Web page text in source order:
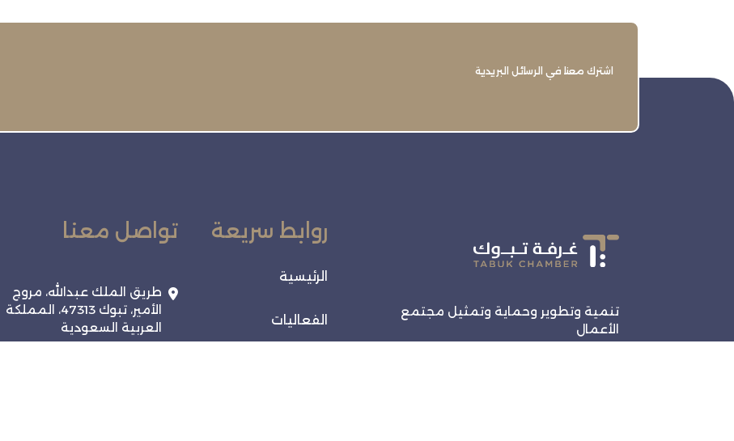
اشترك معنا في الرسائل البريدية
تنمية وتطوير وحماية وتمثيل مجتمع
الأعمال
روابط سريعة
الرئيسية
الفعاليات
تواصل معنا
طريق الملك عبدالله، مروج
الأمير، تبوك 47313، المملكة
العربية السعودية